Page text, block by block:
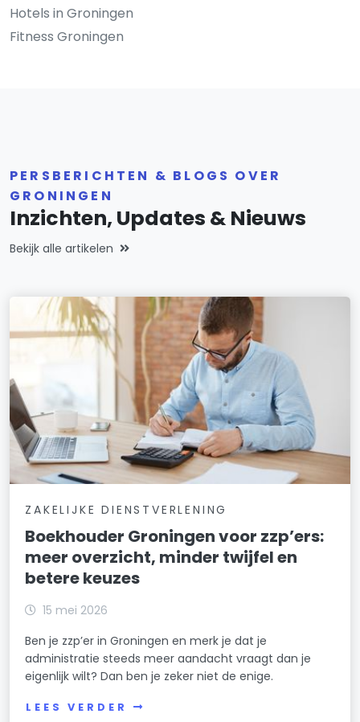
Hotels in Groningen
Fitness Groningen
PERSBERICHTEN & BLOGS OVER
GRONINGEN
Inzichten, Updates & Nieuws
Bekijk alle artikelen
ZAKELIJKE DIENSTVERLENING
Boekhouder Groningen voor zzp’ers:
meer overzicht, minder twijfel en
betere keuzes
15 mei 2026
Ben je zzp’er in Groningen en merk je dat je
administratie steeds meer aandacht vraagt dan je
eigenlijk wilt? Dan ben je zeker niet de enige.
LEES VERDER